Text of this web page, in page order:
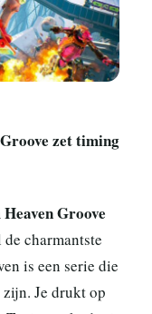
zet timing
Groove
charmantste
is een serie die
Je drukt op